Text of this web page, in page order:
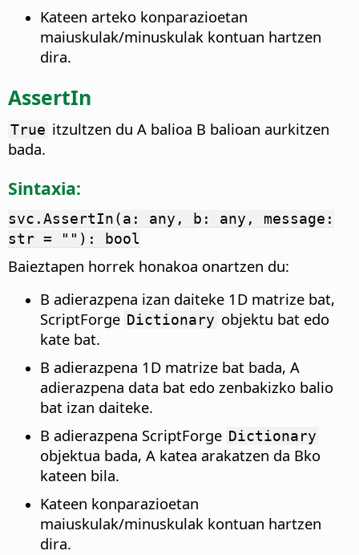
Kateen arteko konparazioetan
maiuskulak/minuskulak kontuan hartzen
dira.
AssertIn
True itzultzen du A balioa B balioan aurkitzen
bada.
Sintaxia:
svc.AssertIn(a: any, b: any, message:
str = ""): bool
Baieztapen horrek honakoa onartzen du:
B adierazpena izan daiteke 1D matrize bat,
ScriptForge Dictionary objektu bat edo
kate bat.
B adierazpena 1D matrize bat bada, A
adierazpena data bat edo zenbakizko balio
bat izan daiteke.
B adierazpena ScriptForge Dictionary
objektua bada, A katea arakatzen da Bko
kateen bila.
Kateen konparazioetan
maiuskulak/minuskulak kontuan hartzen
dira.